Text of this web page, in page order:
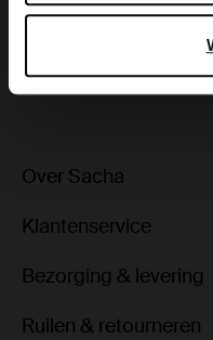
Over Sacha
Klantenservice
Bezorging & levering
Ruilen & retourneren